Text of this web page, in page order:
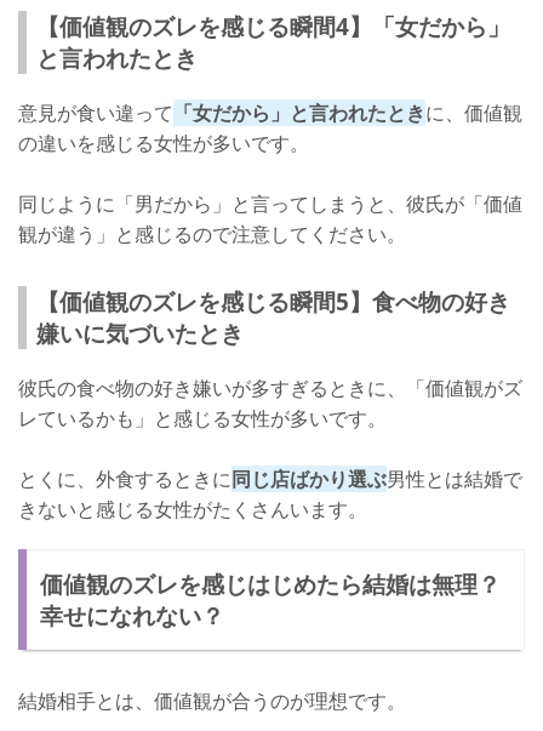
【価値観のズレを感じる瞬間4】「女だから」
と言われたとき
意見が食い違って 「女だから」と言われたときに、価値観
の違いを感じる女性が多いです。
同じように「男だから」と言ってしまうと、彼氏が「価値
観が違う」と感じるので注意してください。
【価値観のズレを感じる瞬間5】食べ物の好き
嫌いに気づいたとき
彼氏の食べ物の好き嫌いが多すぎるときに、「価値観がズ
レているかも」と感じる女性が多いです。
とくに、外食するときに同じ店ばかり選ぶ男性とは結婚で
きないと感じる女性がたくさんいます。
価値観のズレを感じはじめたら結婚は無理？
幸せになれない？
結婚相手とは、価値観が合うのが理想です。